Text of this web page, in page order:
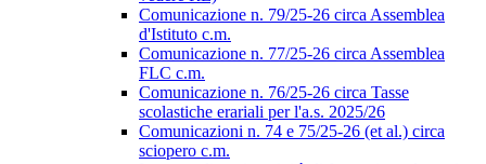
Comunicazione n. 79/25-26 circa Assemblea
d'Istituto c.m.
Comunicazione n. 77/25-26 circa Assemblea
FLC c.m.
Comunicazione n. 76/25-26 circa Tasse
scolastiche erariali per l'a.s. 2025/26
Comunicazioni n. 74 e 75/25-26 (et al.) circa
sciopero c.m.